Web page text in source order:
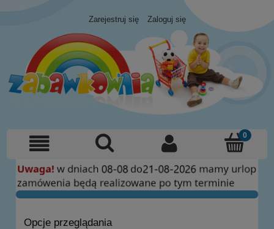
Zarejestruj się Zaloguj się
Opcje przeglądania